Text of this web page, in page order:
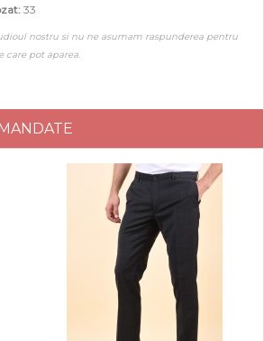
33
nostru si nu ne asumam raspunderea pentru
care pot aparea.